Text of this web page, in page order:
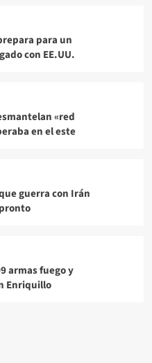
para un
con EE.UU.
«red
en el este
guerra con Irán
armas fuego y
Enriquillo